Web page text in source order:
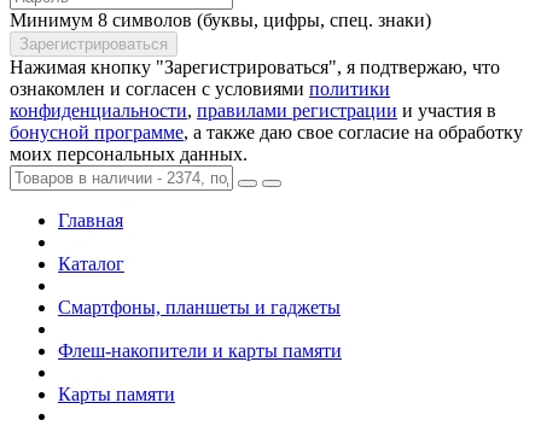
Минимум 8 символов (буквы, цифры, спец. знаки)
Нажимая кнопку "Зарегистрироваться", я подтвержаю, что
ознакомлен и согласен с условиями политики
конфиденциальности, правилами регистрации и участия в
бонусной программе, а также даю свое согласие на обработку
моих персональных данных.
Главная
Каталог
Смартфоны, планшеты и гаджеты
Флеш-накопители и карты памяти
Карты памяти